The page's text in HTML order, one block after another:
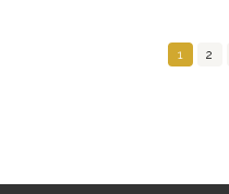
1 2